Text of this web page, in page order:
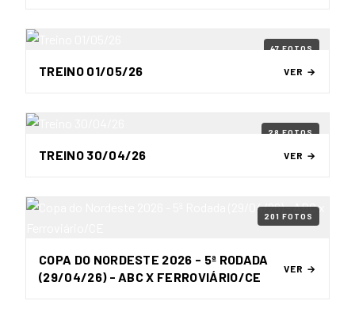
47 FOTOS
TREINO 01/05/26 VER →
28 FOTOS
TREINO 30/04/26 VER →
201 FOTOS
COPA DO NORDESTE 2026 - 5ª RODADA
(29/04/26) - ABC X FERROVIÁRIO/CE
VER →